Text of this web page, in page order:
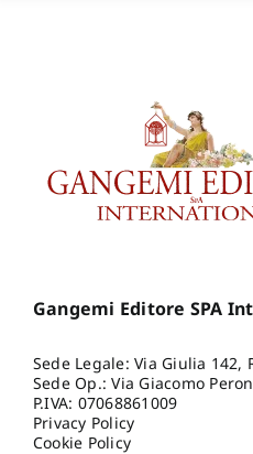
Gangemi Editore SPA
Sede Legale: Via Giulia 142,
Sede Op.: Via Giacomo
P.IVA: 07068861009
Privacy Policy
Cookie Policy